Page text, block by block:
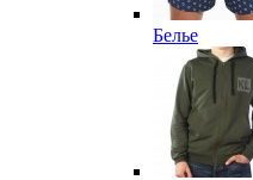
Белье